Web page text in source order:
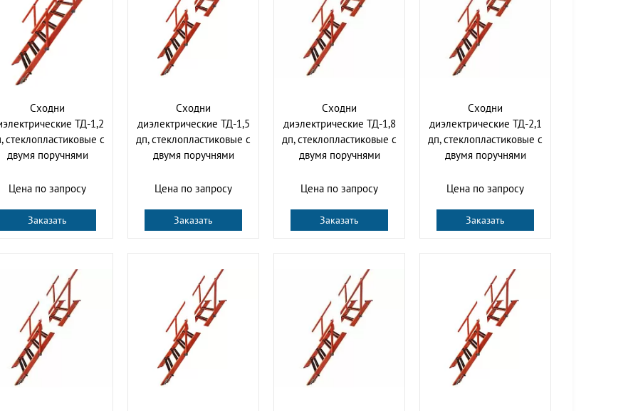
Сходни
ТД-1,2
стеклопластиковые с
двумя поручнями
Цена по запросу
Заказать
Сходни
диэлектрические ТД-1,5
дп, стеклопластиковые с
двумя поручнями
Цена по запросу
Заказать
Сходни
диэлектрические ТД-1,8
дп, стеклопластиковые с
двумя поручнями
Цена по запросу
Заказать
Сходни
диэлектрические ТД-2,1
дп, стеклопластиковые с
двумя поручнями
Цена по запросу
Заказать